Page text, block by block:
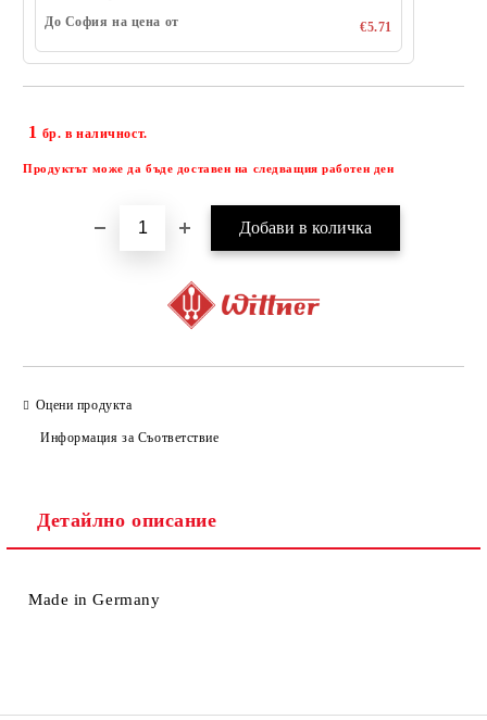
До София на цена от
€5.71
1 бр. в наличност.
Продуктът може да бъде доставен на следващия работен ден
Оцени продукта
Информация за Съответствие
Детайлно описание
Made in Germany